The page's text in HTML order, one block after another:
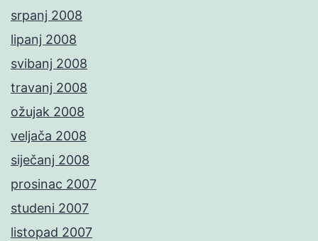
srpanj 2008
lipanj 2008
svibanj 2008
travanj 2008
ožujak 2008
veljača 2008
siječanj 2008
prosinac 2007
studeni 2007
listopad 2007